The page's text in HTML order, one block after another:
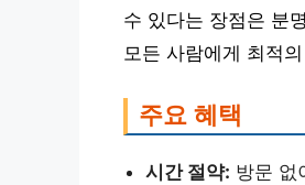
수 있다는 장점은 분
모든 사람에게 최적
주요 혜택
시간 절약: 방문 없